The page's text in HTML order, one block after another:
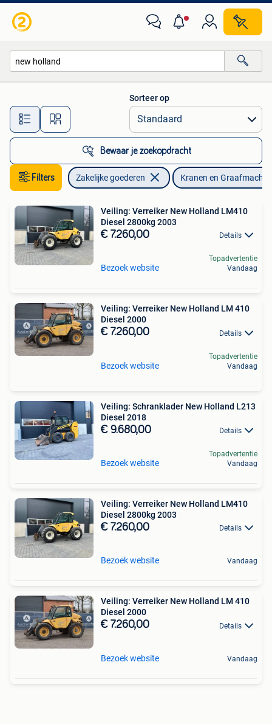
Alle afstanden…
Sorteer op
Bewaar je zoekopdracht
Filters Zakelijke goederen Kranen en
Veiling: Verreiker New Holland LM410
Diesel 2800kg 2003
€ 7.260,00 Details
Bezoek website
Topadvertentie
Vandaag
Veiling: Verreiker New Holland LM 410
Diesel 2000
€ 7.260,00 Details
Bezoek website
Topadvertentie
Vandaag
Veiling: Schranklader New Holland L213
Diesel 2018
€ 9.680,00 Details
Bezoek website
Topadvertentie
Vandaag
Veiling: Verreiker New Holland LM410
Diesel 2800kg 2003
€ 7.260,00 Details
Bezoek website Vandaag
Veiling: Verreiker New Holland LM 410
Diesel 2000
€ 7.260,00 Details
Bezoek website Vandaag